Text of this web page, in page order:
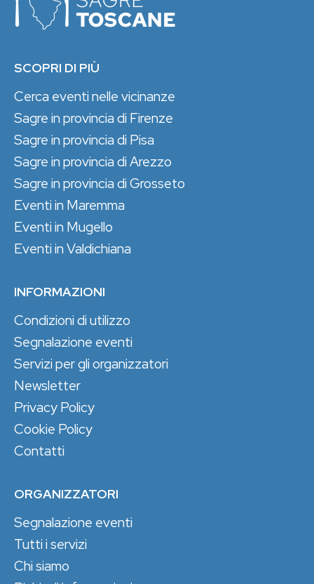
SCOPRI DI PIÙ
Cerca eventi nelle vicinanze
Sagre in provincia di Firenze
Sagre in provincia di Pisa
Sagre in provincia di Arezzo
Sagre in provincia di Grosseto
Eventi in Maremma
Eventi in Mugello
Eventi in Valdichiana
INFORMAZIONI
Condizioni di utilizzo
Segnalazione eventi
Servizi per gli organizzatori
Newsletter
Privacy Policy
Cookie Policy
Contatti
ORGANIZZATORI
Segnalazione eventi
Tutti i servizi
Chi siamo